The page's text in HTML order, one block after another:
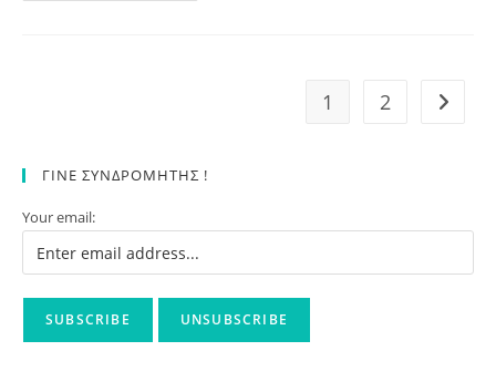
Ομίλου
UNESCO
Στην
Υλοποίηση
Του
Προγράμματος
1 2 Go to
ΓΙΝΕ ΣΥΝΔΡΟΜΗΤΗΣ !
Your email: